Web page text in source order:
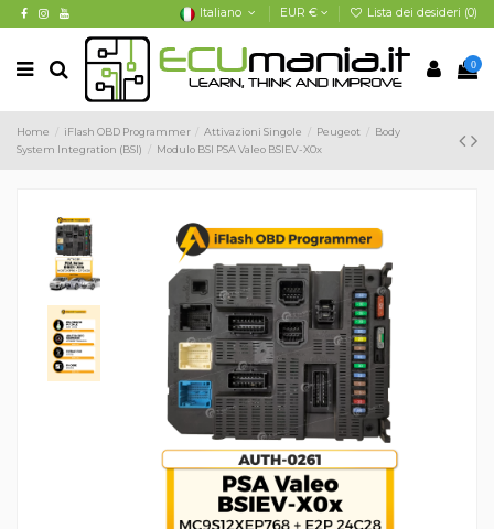
Italiano EUR € Lista dei desideri (0)
0
Home iFlash OBD Programmer Attivazioni Singole Peugeot
Body
System Integration (BSI)
Modulo BSI PSA Valeo BSIEV-X0x